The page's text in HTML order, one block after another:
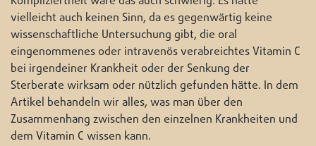
vielleicht auch keinen Sinn, da es gegenwärtig keine
wissenschaftliche Untersuchung gibt, die oral
eingenommenes oder intravenös verabreichtes Vitamin C
bei irgendeiner Krankheit oder der Senkung der
Sterberate wirksam oder nützlich gefunden hätte. In dem
Artikel behandeln wir alles, was man über den
Zusammenhang zwischen den einzelnen Krankheiten und
dem Vitamin C wissen kann.